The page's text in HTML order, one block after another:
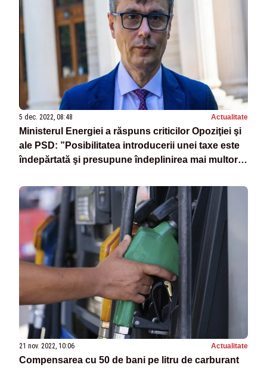
5 dec. 2022, 08:48 Actualitate
Ministerul Energiei a răspuns criticilor Opoziţiei şi
ale PSD: ”Posibilitatea introducerii unei taxe este
îndepărtată şi presupune îndeplinirea mai multor
21 nov. 2022, 10:06 Actualitate
Compensarea cu 50 de bani pe litru de carburant